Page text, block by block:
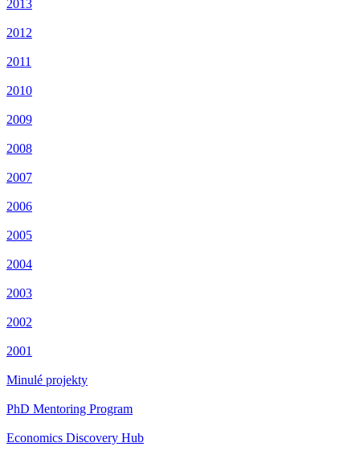
2013
2012
2011
2010
2009
2008
2007
2006
2005
2004
2003
2002
2001
Minulé projekty
PhD Mentoring Program
Economics Discovery Hub